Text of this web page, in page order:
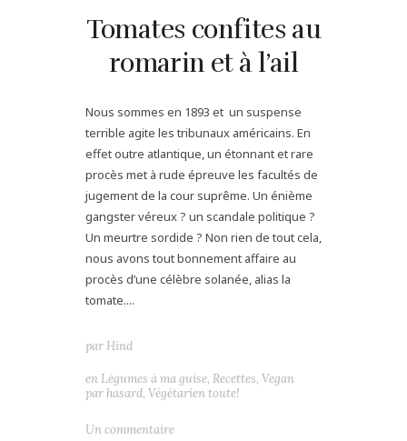
Tomates confites au
romarin et à l’ail
Nous sommes en 1893 et un suspense
terrible agite les tribunaux américains. En
effet outre atlantique, un étonnant et rare
procès met à rude épreuve les facultés de
jugement de la cour suprême. Un énième
gangster véreux ? un scandale politique ?
Un meurtre sordide ? Non rien de tout cela,
nous avons tout bonnement affaire au
procès d’une célèbre solanée, alias la
tomate....
par Hind
en Légumes à ma guise, Recettes, Vegan
par hasard, Végétarien toute!
Un commentaire